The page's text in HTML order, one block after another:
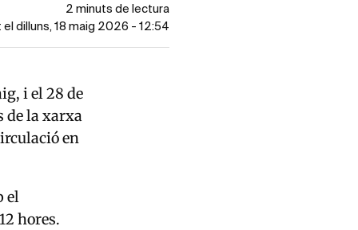
2 minuts de lectura
el dilluns, 18 maig 2026 - 12:54
i el 28 de
de la xarxa
en
el
hores.